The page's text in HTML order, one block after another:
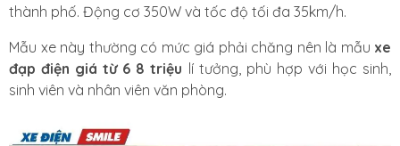
thành phố. Động cơ 350W và tốc độ tối đa 35km/h.
Mẫu xe này thường có mức giá phải chăng nên là mẫu xe
đạp điện giá từ 6 8 triệu lí tưởng, phù hợp với học sinh,
sinh viên và nhân viên văn phòng.